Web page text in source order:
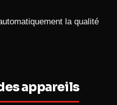
la qualité
appareils